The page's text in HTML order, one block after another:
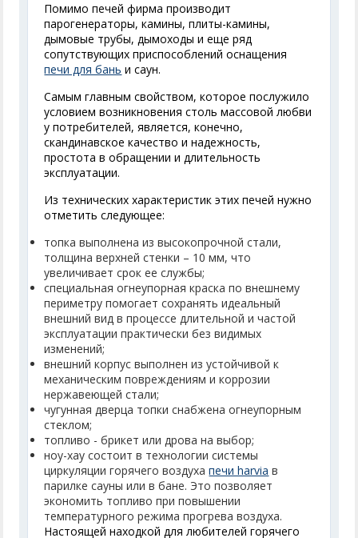
Помимо печей фирма производит
парогенераторы, камины, плиты-камины,
дымовые трубы, дымоходы и еще ряд
сопутствующих приспособлений оснащения
печи для бань и саун.
Самым главным свойством, которое послужило
условием возникновения столь массовой любви
у потребителей, является, конечно,
скандинавское качество и надежность,
простота в обращении и длительность
эксплуатации.
Из технических характеристик этих печей нужно
отметить следующее:
топка выполнена из высокопрочной стали,
толщина верхней стенки – 10 мм, что
увеличивает срок ее службы;
специальная огнеупорная краска по внешнему
периметру помогает сохранять идеальный
внешний вид в процессе длительной и частой
эксплуатации практически без видимых
изменений;
внешний корпус выполнен из устойчивой к
механическим повреждениям и коррозии
нержавеющей стали;
чугунная дверца топки снабжена огнеупорным
стеклом;
топливо - брикет или дрова на выбор;
ноу-хау состоит в технологии системы
циркуляции горячего воздухапечи harvia в
парилке сауны или в бане. Это позволяет
экономить топливо при повышении
температурного режима прогрева воздуха.
Настоящей находкой для любителей горячего